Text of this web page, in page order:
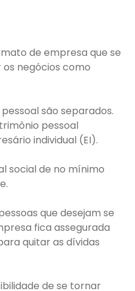
de empresa que se
os negócios como
são separados.
pessoal
individual (EI).
social de no mínimo
que desejam se
fica assegurada
quitar as dívidas
de se tornar